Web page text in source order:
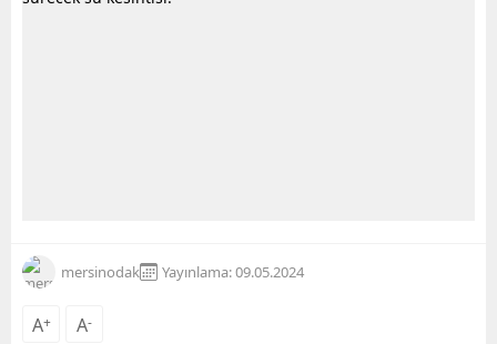
mersinodak Yayınlama: 09.05.2024
A+ A-